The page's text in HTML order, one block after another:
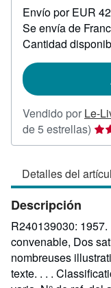
45,80
Envío por EUR
Se envía de
Cantidad
Vendido por Le-
de 5 estrellas)
del
5
de
Detalles del
Descripción
R240139030:
convenable, Dos
nombreuses
texte. . . .